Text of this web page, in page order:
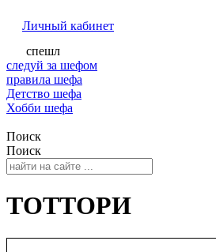
Личный кабинет
спешл
следуй за шефом
правила шефа
Детство шефа
Хобби шефа
Поиск
Поиск
ТОТТОРИ